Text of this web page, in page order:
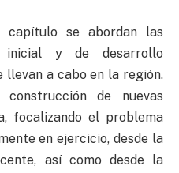
capítulo se abordan las
inicial y de desarrollo
llevan a cabo en la región.
de nuevas
focalizando el problema
en ejercicio, desde la
así como desde la